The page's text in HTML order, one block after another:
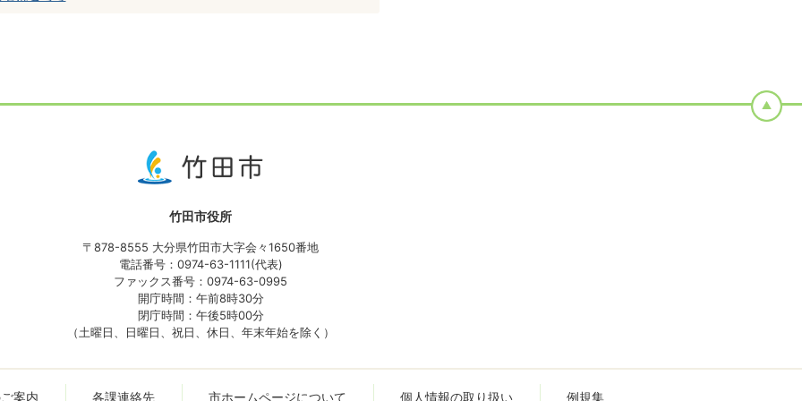
竹田市役所
〒878-8555 大分県竹田市大字会々1650番地
電話番号：0974-63-1111(代表)
ファックス番号：0974-63-0995
開庁時間：午前8時30分
閉庁時間：午後5時00分
（土曜日、日曜日、祝日、休日、年末年始を除く）
案内 各課連絡先 市ホームページについて 個人情報の取り扱い 例規集